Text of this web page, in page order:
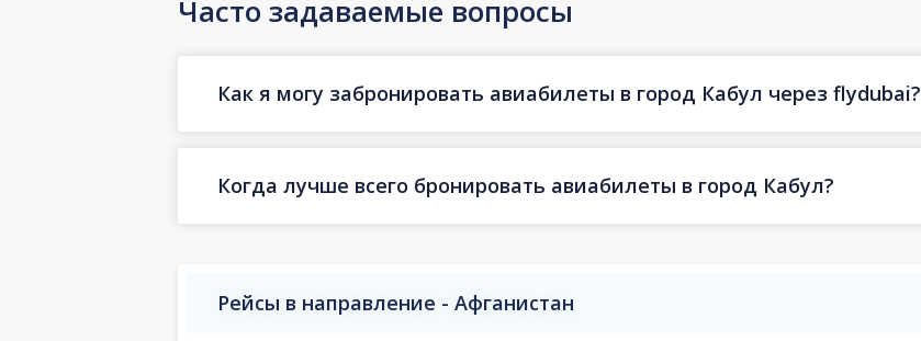
Часто задаваемые вопросы
Как я могу забронировать авиабилеты в город Кабул через flydubai?
Когда лучше всего бронировать авиабилеты в город Кабул?
Рейсы в направление - Афганистан